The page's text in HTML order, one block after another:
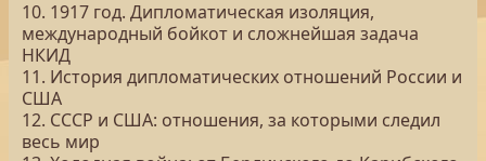
10. 1917 год. Дипломатическая изоляция,
международный бойкот и сложнейшая задача
НКИД
11. История дипломатических отношений России и
США
12. СССР и США: отношения, за которыми следил
весь мир